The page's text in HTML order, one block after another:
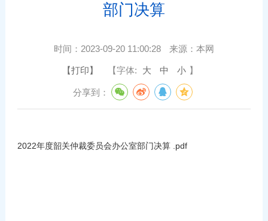
部门决算
时间： 2023-09-20 11:00:28 来源： 本网
【打印】 【字体: 大 中 小 】
分享到：
2022年度韶关仲裁委员会办公室部门决算 .pdf